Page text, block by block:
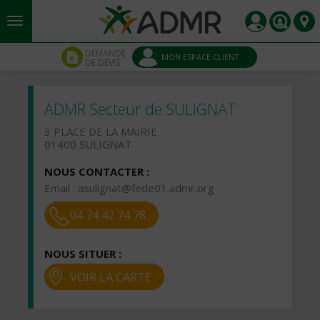
Aller au contenu principal
DEMANDE
DE DEVIS MON ESPACE CLIENT
ADMR Secteur de SULIGNAT
3 PLACE DE LA MAIRIE
01400 SULIGNAT
NOUS CONTACTER :
Email : asulignat@fede01.admr.org
04 74 42 74 78
NOUS SITUER :
VOIR LA CARTE
Panneau de gestion des cookies